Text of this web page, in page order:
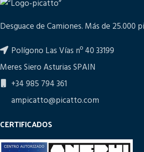
Desguace de Camiones. Más de 25.000
Polígono Las Vías nº 40 33199
Meres Siero Asturias SPAIN
+34 985 794 361
ampicatto@picatto.com
CERTIFICADOS